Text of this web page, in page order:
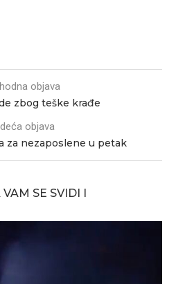
objava
zbog teške krađe
objava
za nezaposlene u petak
SE SVIDI I